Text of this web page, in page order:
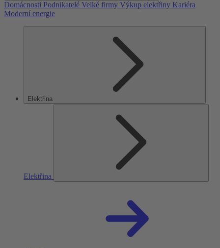
Domácnosti Podnikatelé Velké firmy Výkup elektřiny Kariéra
Moderní energie
Elektřina
Elektřina